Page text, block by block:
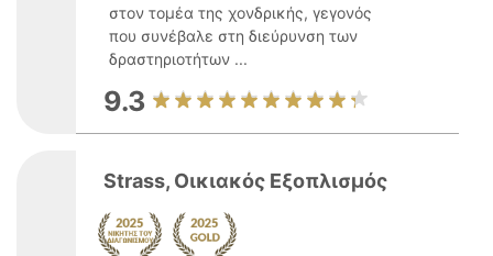
στον τομέα της χονδρικής, γεγονός
που συνέβαλε στη διεύρυνση των
δραστηριοτήτων ...
9.3
Strass, Οικιακός Εξοπλισμός